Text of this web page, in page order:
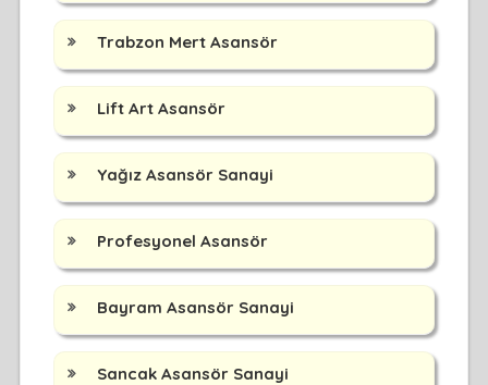
Trabzon Mert Asansör
Lift Art Asansör
Yağız Asansör Sanayi
Profesyonel Asansör
Bayram Asansör Sanayi
Sancak Asansör Sanayi